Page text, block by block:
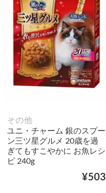
その他
ユニ・チャーム 銀のスプー
ン三ツ星グルメ 20歳を過
ぎてもすこやかに お魚レシ
ピ 240g
¥503